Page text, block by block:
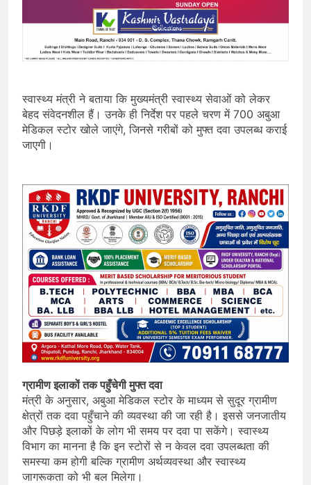
स्वास्थ्य मंत्री ने बताया कि मुख्यमंत्री स्वास्थ्य सेवाओं को लेकर
बेहद संवेदनशील हैं। उनके ही निर्देश पर पहले चरण में 700 अबुआ
मेडिकल स्टोर खोले जाएंगे, जिनसे गरीबों को मुफ्त दवा उपलब्ध कराई
जाएगी।
ग्रामीण इलाकों तक पहुँचेगी मुफ्त दवा
मंत्री के अनुसार, अबुआ मेडिकल स्टोर के माध्यम से सुदूर ग्रामीण
क्षेत्रों तक दवा पहुँचाने की व्यवस्था की जा रही है। इससे जनजातीय
और पिछड़े इलाकों के लोग भी समय पर दवा पा सकेंगे। स्वास्थ्य
विभाग का मानना है कि इन स्टोरों से न केवल दवा उपलब्धता की
समस्या कम होगी बल्कि ग्रामीण अर्थव्यवस्था और स्वास्थ्य
जागरूकता को भी बल मिलेगा।